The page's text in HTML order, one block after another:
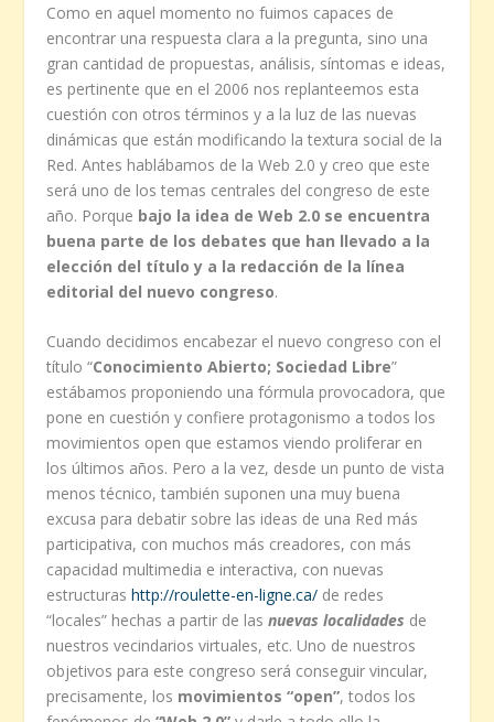
Como en aquel momento no fuimos capaces de
encontrar una respuesta clara a la pregunta, sino una
gran cantidad de propuestas, análisis, síntomas e ideas,
es pertinente que en el 2006 nos replanteemos esta
cuestión con otros términos y a la luz de las nuevas
dinámicas que están modificando la textura social de la
Red. Antes hablábamos de la Web 2.0 y creo que este
será uno de los temas centrales del congreso de este
año. Porque bajo la idea de Web 2.0 se encuentra
buena parte de los debates que han llevado a la
elección del título y a la redacción de la línea
editorial del nuevo congreso.
Cuando decidimos encabezar el nuevo congreso con el
título “Conocimiento Abierto; Sociedad Libre”
estábamos proponiendo una fórmula provocadora, que
pone en cuestión y confiere protagonismo a todos los
movimientos open que estamos viendo proliferar en
los últimos años. Pero a la vez, desde un punto de vista
menos técnico, también suponen una muy buena
excusa para debatir sobre las ideas de una Red más
participativa, con muchos más creadores, con más
capacidad multimedia e interactiva, con nuevas
estructurashttp://roulette-en-ligne.ca/ de redes
“locales” hechas a partir de lasnuevas localidades de
nuestros vecindarios virtuales, etc. Uno de nuestros
objetivos para este congreso será conseguir vincular,
precisamente, los movimientos “open”, todos los